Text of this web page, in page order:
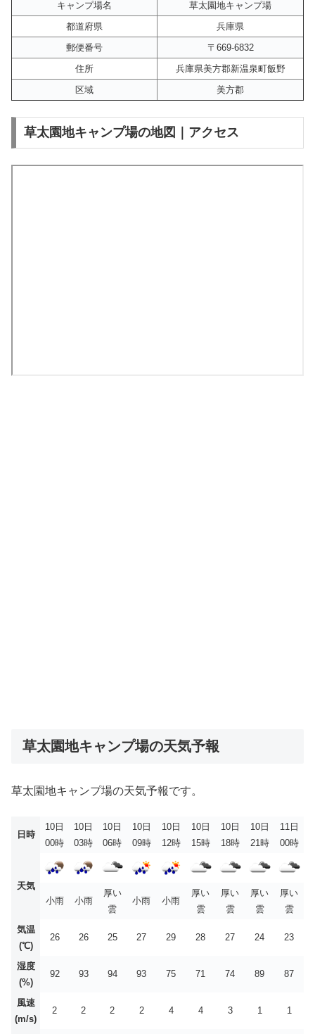
キャンプ場名
草太園地キャンプ場
都道府県
兵庫県
郵便番号
〒669-6832
住所
兵庫県美方郡新温泉町飯野
区域
美方郡
草太園地キャンプ場の地図｜アクセス
草太園地キャンプ場の天気予報
草太園地キャンプ場の天気予報です。
日時
10日
00時
10日
03時
10日
06時
10日
09時
10日
12時
10日
15時
10日
18時
10日
21時
11日
00時
天気
小雨
小雨
厚い
雲
小雨 小雨
厚い
雲
厚い
雲
厚い
雲
厚い
雲
気温
(℃)
26 26 25 27 29 28 27 24 23
湿度
(%)
92 93 94 93 75 71 74 89 87
風速
(m/s)
2 2 2 2 4 4 3 1 1